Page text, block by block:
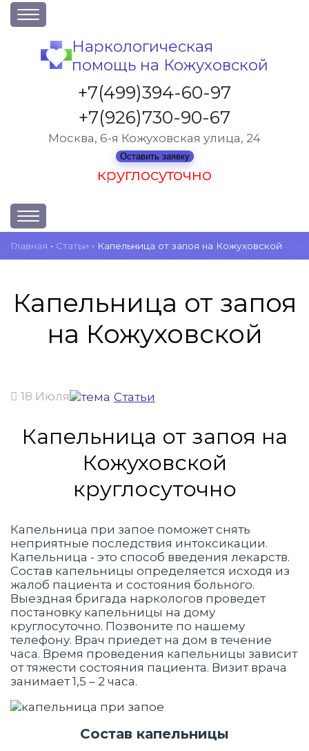
О клинике
Акции
Вакансии
Лицензии
Статьи
Наркологическая
помощь на Кожуховской
+7(499)394-60-97
+7(926)730-90-67
Москва, 6-я Кожуховская улица, 24
Оставить заявку
круглосуточно
Услуги и стоимость
Вопрос-ответ
Главная • Статьи • Капельница от запоя на Кожуховской
Капельница от запоя
на Кожуховской
18 Июля Статьи
Капельница от запоя на
Кожуховской
круглосуточно
Капельница при запое поможет снять
неприятные последствия интоксикации.
Капельница - это способ введения лекарств.
Состав капельницы определяется исходя из
жалоб пациента и состояния больного.
Выездная бригада наркологов проведет
постановку капельницы на дому
круглосуточно. Позвоните по нашему
телефону. Врач приедет на дом в течение
часа. Время проведения капельницы зависит
от тяжести состояния пациента. Визит врача
занимает 1,5 – 2 часа.
Состав капельницы